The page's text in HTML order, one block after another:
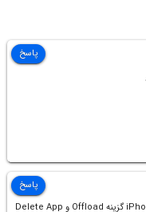
پاسخ
چرا تو قسمت iPhone Storage گزینه Offload و Delete App
پاسخ